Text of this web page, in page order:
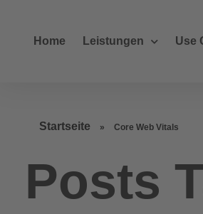
Home Leistungen Use
Startseite » Core Web Vitals
Posts